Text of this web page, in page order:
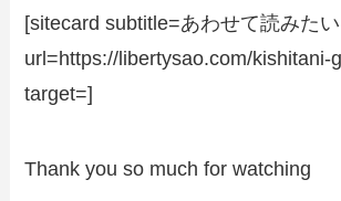
[sitecard subtitle=あわせて読みたい
url=https://libertysao.com/kishitani-
target=]
Thank you so much for watching